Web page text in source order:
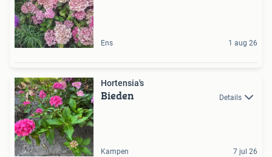
Ens 1 aug 26
Hortensia's
Bieden Details
Kampen 7 jul 26